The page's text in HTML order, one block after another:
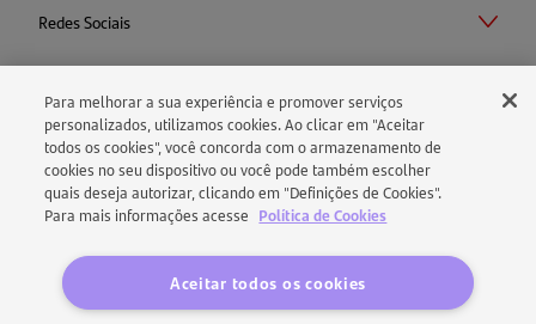
Redes Sociais
Aviso Legal
Política de Cookies
Política de Proteção de Dados
Segurança e Confidencialidade
Para melhorar a sua experiência e promover serviços
personalizados, utilizamos cookies. Ao clicar em "Aceitar
todos os cookies", você concorda com o armazenamento de
cookies no seu dispositivo ou você pode também escolher
quais deseja autorizar, clicando em "Definições de Cookies".
Para mais informações acesse Política de Cookies
Aceitar todos os cookies